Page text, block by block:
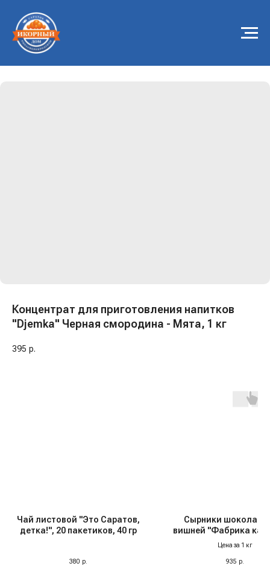
Концентрат для приготовления напитков
"Djemka" Черная смородина - Мята, 1 кг
395 р.
Чай листовой "Это Саратов,
детка!", 20 пакетиков, 40 гр
380 р.
Сырники
вишней "Фабрика
с/м
Цена за 1 кг
935 р.